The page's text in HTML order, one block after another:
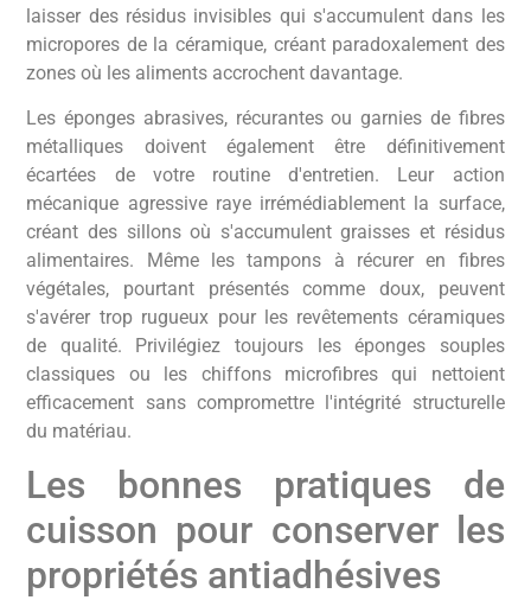
laisser des résidus invisibles qui s'accumulent dans les
micropores de la céramique, créant paradoxalement des
zones où les aliments accrochent davantage.
Les éponges abrasives, récurantes ou garnies de fibres
métalliques doivent également être définitivement
écartées de votre routine d'entretien. Leur action
mécanique agressive raye irrémédiablement la surface,
créant des sillons où s'accumulent graisses et résidus
alimentaires. Même les tampons à récurer en fibres
végétales, pourtant présentés comme doux, peuvent
s'avérer trop rugueux pour les revêtements céramiques
de qualité. Privilégiez toujours les éponges souples
classiques ou les chiffons microfibres qui nettoient
efficacement sans compromettre l'intégrité structurelle
du matériau.
Les bonnes pratiques de
cuisson pour conserver les
propriétés antiadhésives